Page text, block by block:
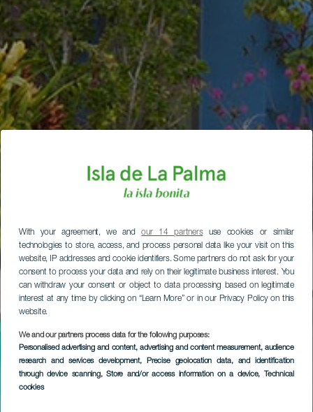
With your agreement, we andour 14 partnersuse cookies or similar
technologies to store, access, and process personal data like your visit on this
website, IP addresses and cookie identifiers. Some partners do not ask for your
consent to process your data and rely on their legitimate business interest. You
can withdraw your consent or object to data processing based on legitimate
interest at any time by clicking on “Learn More” or in our Privacy Policy on this
website.
We and our partners process data for the following purposes:
Personalised advertising and content, advertising and content measurement, audience
research and services development, Precise geolocation data, and identification
through device scanning, Store and/or access information on a device, Technical
cookies